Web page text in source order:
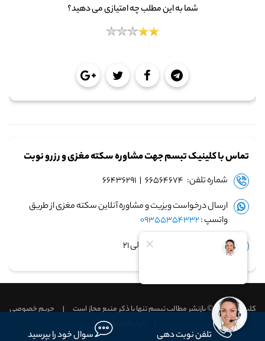
شما به این مطلب چه امتیازی می دهید؟
تماس با کلینیک تبسم جهت مشاوره سکته مغزی و رزرو نوبت
شماره تلفن: ۶۶۵۶۴۶۷۴ | ۶۶۴۳۶۲۹۱
ارسال درخواست ویزیت و مشاوره آنلاین سکته مغزی از طریق
واتسپ :09355354332
زمان پاسخگویی: ساعت ۹ الی ۲۱
تلفن نوبت دهی سوال خود را بپرسید
کلینیک تبسم © بازنشر مطالب تبسم تنها با ذکر منبع مجاز است |
حریم خصوصی
شرایط استفاده